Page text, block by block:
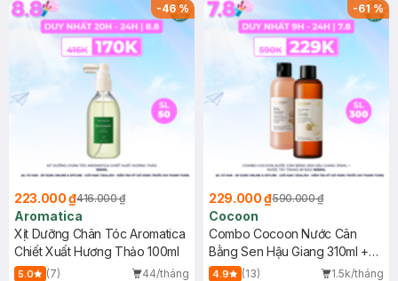
-46%
223.000 ₫416.000 ₫
Aromatica
Xịt Dưỡng Chân Tóc Aromatica
Chiết Xuất Hương Thảo 100ml
5.0 (7)
44/tháng
-61%
229.000 ₫590.000 ₫
Cocoon
Combo Cocoon Nước Cân
Bằng Sen Hậu Giang 310ml +
Nước Tẩy Trang Bí Đao 500ml
4.9 (13)
1.5k/tháng